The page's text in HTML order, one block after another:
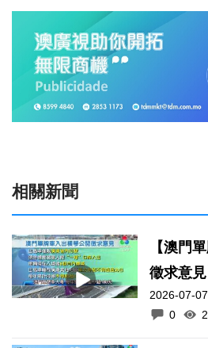
相關新聞
【澳門
徵求意
不超180
2026-07-
0